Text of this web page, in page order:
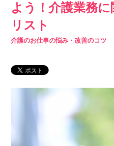
無料転職相談・お
派遣で働く 介護のリ
キャリア
よう！介護業務
リスト
介護のお仕事の悩み・改善のコツ